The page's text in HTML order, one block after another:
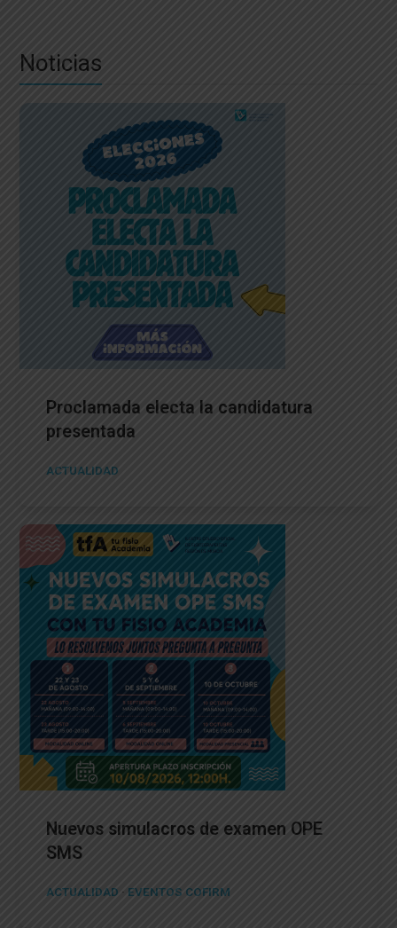
Noticias
Proclamada electa la candidatura
presentada
ACTUALIDAD
Nuevos simulacros de examen OPE
SMS
ACTUALIDAD · EVENTOS COFIRM